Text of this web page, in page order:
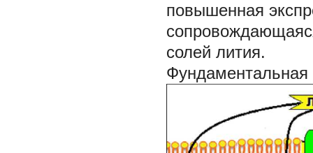
повышенная
солей лития.
Фундаментальная